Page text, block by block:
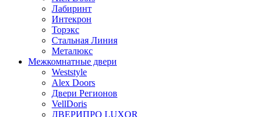
Лабиринт
Интекрон
Торэкс
Стальная Линия
Металюкс
Межкомнатные двери
Weststyle
Alex Doors
Двери Регионов
VellDoris
ДВЕРИПРО LUXOR